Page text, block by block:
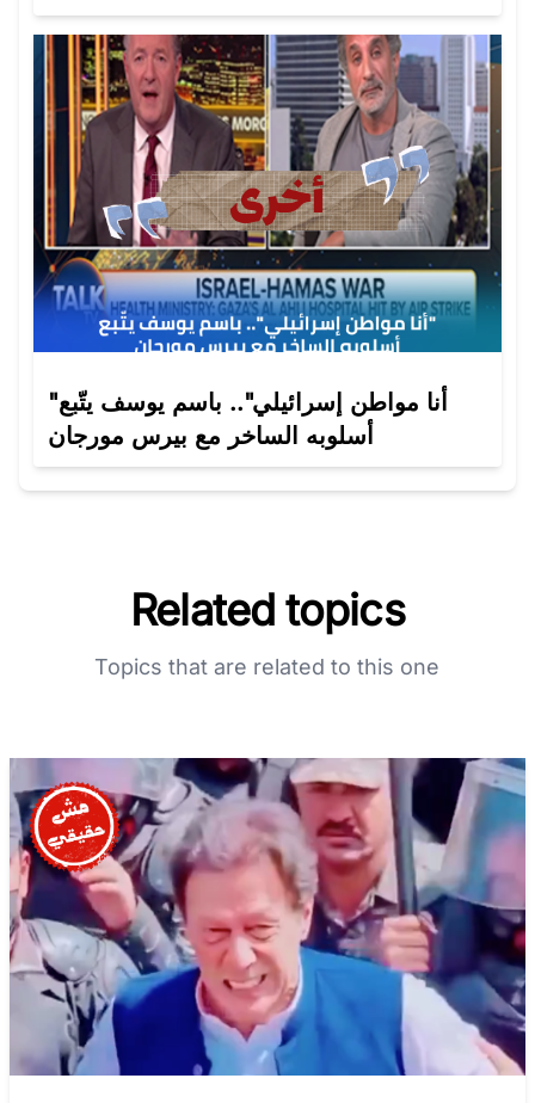
"أنا مواطن إسرائيلي".. باسم يوسف يتّبع
أسلوبه الساخر مع بيرس مورجان
Related topics
Topics that are related to this one